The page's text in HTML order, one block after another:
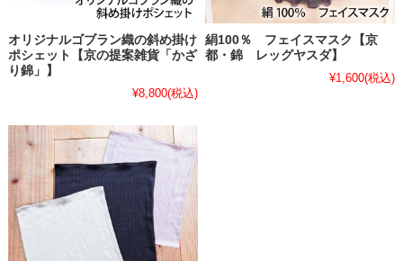
オリジナルゴブラン織の斜め掛け
ポシェット【京の提案雑貨「かざ
り錦」】
¥8,800(税込)
絹100％ フェイスマスク【京
都・錦 レッグヤスダ】
¥1,600(税込)